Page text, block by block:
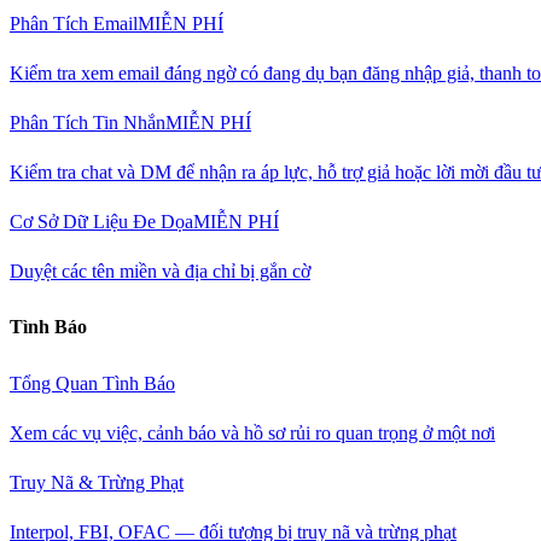
Phân Tích EmailMIỄN PHÍ
Kiểm tra xem email đáng ngờ có đang dụ bạn đăng nhập giả, thanh
Phân Tích Tin NhắnMIỄN PHÍ
Kiểm tra chat và DM để nhận ra áp lực, hỗ trợ giả hoặc lời mời đầu tư
Cơ Sở Dữ Liệu Đe DọaMIỄN PHÍ
Duyệt các tên miền và địa chỉ bị gắn cờ
Tình Báo
Tổng Quan Tình Báo
Xem các vụ việc, cảnh báo và hồ sơ rủi ro quan trọng ở một nơi
Truy Nã & Trừng Phạt
Interpol, FBI, OFAC — đối tượng bị truy nã và trừng phạt